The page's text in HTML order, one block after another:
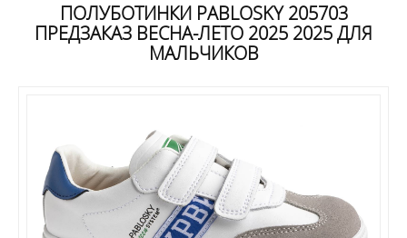
ПОЛУБОТИНКИ PABLOSKY 205703
ПРЕДЗАКАЗ ВЕСНА-ЛЕТО 2025 2025 ДЛЯ
МАЛЬЧИКОВ